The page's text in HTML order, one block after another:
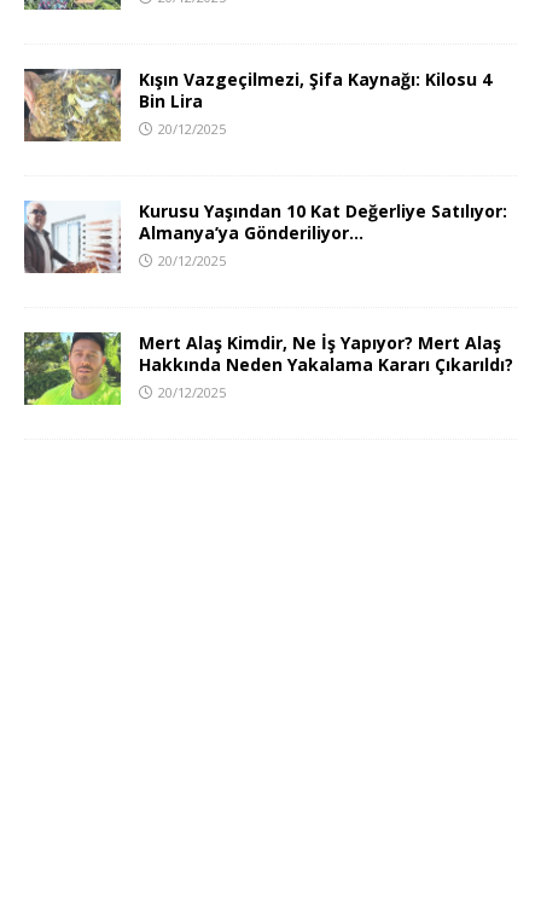
Kışın Vazgeçilmezi, Şifa Kaynağı: Kilosu 4
Bin Lira
20/12/2025
Kurusu Yaşından 10 Kat Değerliye Satılıyor:
Almanya’ya Gönderiliyor…
20/12/2025
Mert Alaş Kimdir, Ne İş Yapıyor? Mert Alaş
Hakkında Neden Yakalama Kararı Çıkarıldı?
20/12/2025